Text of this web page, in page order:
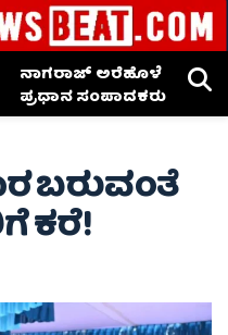
ನಾಗರಾಜ್ ಅರೆಹೊಳೆ
ಪ್ರಧಾನ ಸಂಪಾದಕರು
ಬರುವಂತೆ
ಕರೆ!